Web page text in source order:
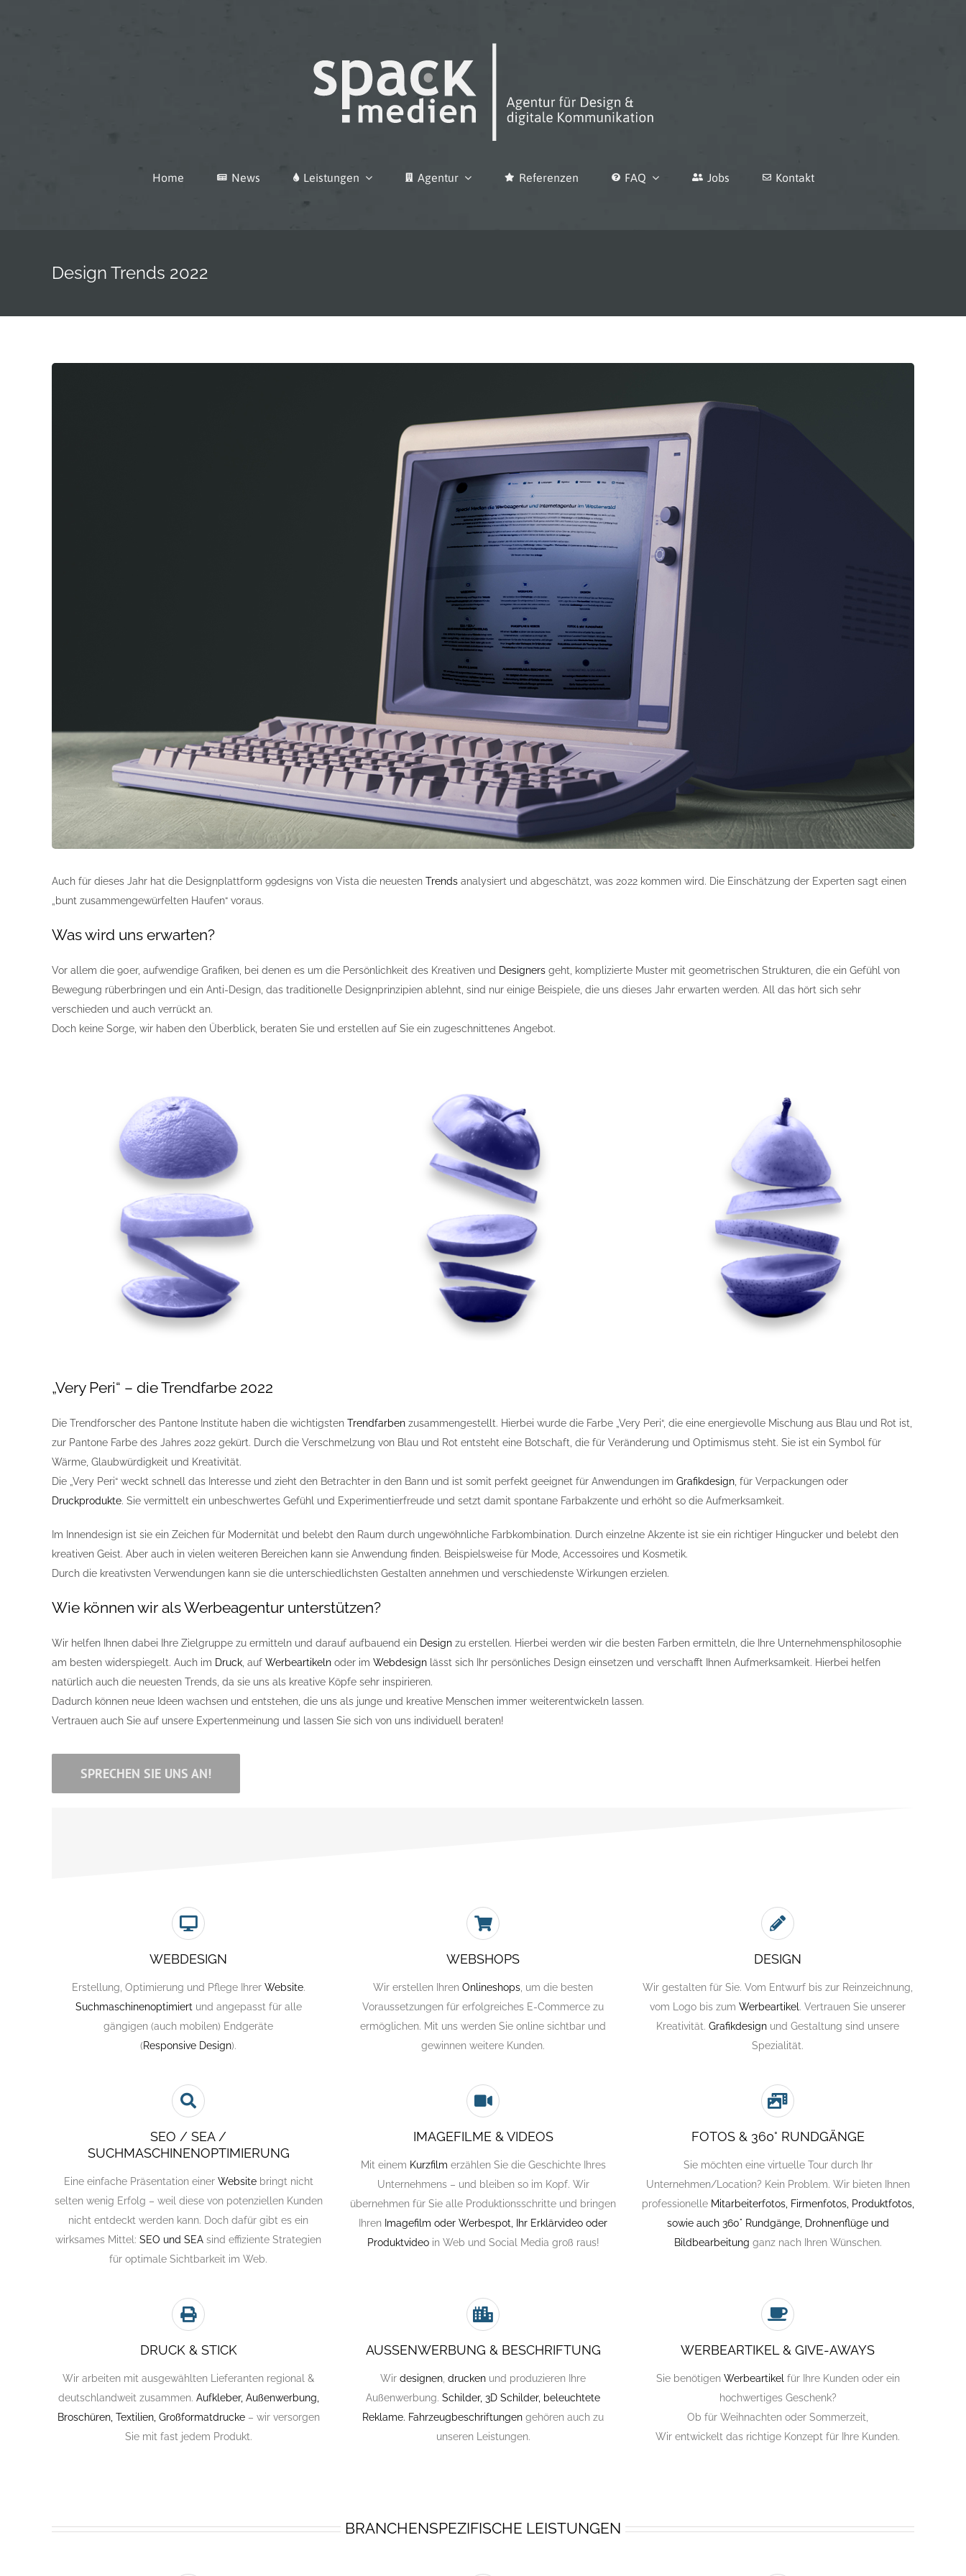
Home News Leistungen Agentur Referenzen FAQ Jobs Kontakt
Design Trends 2022
Auch für dieses Jahr hat die Designplattform 99designs von Vista die neuesten Trends analysiert und abgeschätzt, was 2022 kommen wird. Die Einschätzung der Experten sagt einen
„bunt zusammengewürfelten Haufen“ voraus.
Was wird uns erwarten?
Vor allem die 90er, aufwendige Grafiken, bei denen es um die Persönlichkeit des Kreativen und Designers geht, komplizierte Muster mit geometrischen Strukturen, die ein Gefühl von
Bewegung rüberbringen und ein Anti-Design, das traditionelle Designprinzipien ablehnt, sind nur einige Beispiele, die uns dieses Jahr erwarten werden. All das hört sich sehr
verschieden und auch verrückt an.
Doch keine Sorge, wir haben den Überblick, beraten Sie und erstellen auf Sie ein zugeschnittenes Angebot.
„Very Peri“ – die Trendfarbe 2022
Die Trendforscher des Pantone Institute haben die wichtigsten Trendfarben zusammengestellt. Hierbei wurde die Farbe „Very Peri“, die eine energievolle Mischung aus Blau und Rot ist,
zur Pantone Farbe des Jahres 2022 gekürt. Durch die Verschmelzung von Blau und Rot entsteht eine Botschaft, die für Veränderung und Optimismus steht. Sie ist ein Symbol für
Wärme, Glaubwürdigkeit und Kreativität.
Die „Very Peri“ weckt schnell das Interesse und zieht den Betrachter in den Bann und ist somit perfekt geeignet für Anwendungen im Grafikdesign , für Verpackungen oder
Druckprodukte. Sie vermittelt ein unbeschwertes Gefühl und Experimentierfreude und setzt damit spontane Farbakzente und erhöht so die Aufmerksamkeit.
Im Innendesign ist sie ein Zeichen für Modernität und belebt den Raum durch ungewöhnliche Farbkombination. Durch einzelne Akzente ist sie ein richtiger Hingucker und belebt den
kreativen Geist. Aber auch in vielen weiteren Bereichen kann sie Anwendung finden. Beispielsweise für Mode, Accessoires und Kosmetik.
Durch die kreativsten Verwendungen kann sie die unterschiedlichsten Gestalten annehmen und verschiedenste Wirkungen erzielen.
Wie können wir alsWerbeagentur unterstützen?
Wir helfen Ihnen dabei Ihre Zielgruppe zu ermitteln und darauf aufbauend ein Design zu erstellen. Hierbei werden wir die besten Farben ermitteln, die Ihre Unternehmensphilosophie
am besten widerspiegelt. Auch im Druck , auf Werbeartikeln oder im Webdesign lässt sich Ihr persönliches Design einsetzen und verschafft Ihnen Aufmerksamkeit. Hierbei helfen
natürlich auch die neuesten Trends, da sie uns als kreative Köpfe sehr inspirieren.
Dadurch können neue Ideen wachsen und entstehen, die uns als junge und kreative Menschen immer weiterentwickeln lassen.
Vertrauen auch Sie auf unsere Expertenmeinung und lassen Sie sich von uns individuell beraten!
SPRECHEN SIE UNS AN!
WEBDESIGN
Erstellung, Optimierung und Pflege Ihrer Website.
Suchmaschinenoptimiert und angepasst für alle
gängigen (auch mobilen) Endgeräte
(Responsive Design).
WEBSHOPS
Wir erstellen Ihren Onlineshops , um die besten
Voraussetzungen für erfolgreiches E-Commerce zu
ermöglichen. Mit uns werden Sie online sichtbar und
gewinnen weitere Kunden.
DESIGN
Wir gestalten für Sie. Vom Entwurf bis zur Reinzeichnung,
vom Logo bis zum Werbeartikel . Vertrauen Sie unserer
Kreativität. Grafikdesign und Gestaltung sind unsere
Spezialität.
SEO / SEA /
SUCHMASCHINENOPTIMIERUNG
Eine einfache Präsentation einer Websitebringt nicht
selten wenig Erfolg – weil diese von potenziellen Kunden
nicht entdeckt werden kann. Doch dafür gibt es ein
wirksames Mittel: SEO und SEA sind effiziente Strategien
für optimale Sichtbarkeit im Web.
IMAGEFILME & VIDEOS
Mit einem Kurzfilm erzählen Sie die Geschichte Ihres
Unternehmens – und bleiben so im Kopf. Wir
übernehmen für Sie alle Produktionsschritte und bringen
Ihren Imagefilm oder Werbespot, Ihr Erklärvideo oder
Produktvideoin Web und Social Media groß raus!
FOTOS & 360° RUNDGÄNGE
Sie möchten eine virtuelle Tour durch Ihr
Unternehmen/Location? Kein Problem. Wir bieten Ihnen
professionelle Mitarbeiterfotos, Firmenfotos, Produktfotos,
sowie auch 360° Rundgänge, Drohnenflüge und
Bildbearbeitung ganz nach Ihren Wünschen.
DRUCK & STICK
Wir arbeiten mit ausgewählten Lieferanten regional &
deutschlandweit zusammen. Aufkleber, Außenwerbung,
Broschüren, Textilien, Großformatdrucke– wir versorgen
Sie mit fast jedem Produkt.
AUSSENWERBUNG & BESCHRIFTUNG
Wir designen drucken und produzieren Ihre
Außenwerbung. Schilder, 3D Schilder, beleuchtete
Reklame. Fahrzeugbeschriftungen gehören auch zu
unseren Leistungen.
WERBEARTIKEL & GIVE-AWAYS
Sie benötigen Werbeartikel für Ihre Kunden oder ein
hochwertiges Geschenk?
Ob für Weihnachten oder Sommerzeit,
Wir entwickelt das richtige Konzept für Ihre Kunden.
BRANCHENSPEZIFISCHE LEISTUNGEN